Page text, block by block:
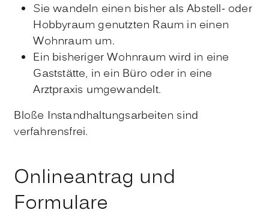
Sie wandeln einen bisher als Abstell- oder
Hobbyraum genutzten Raum in einen
Wohnraum um.
Ein bisheriger Wohnraum wird in eine
Gaststätte, in ein Büro oder in eine
Arztpraxis umgewandelt.
Bloße Instandhaltungsarbeiten sind
verfahrensfrei.
Onlineantrag und
Formulare